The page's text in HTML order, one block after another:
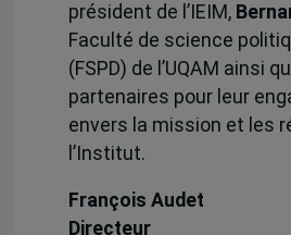
président de l’IEIM,
Faculté de science
(FSPD) de l’UQAM ainsi
partenaires pour leur
envers la mission et les
l’Institut.
François Audet
Directeur